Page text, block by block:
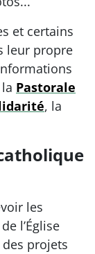
et certains
leur propre
Pastorale
, la
les
l’Église
projets